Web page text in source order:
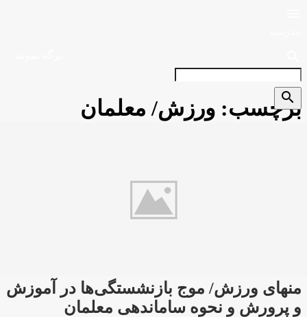
برچسب: ورزش/ معلمان
منهای ورزش/ موج بازنشستگی‌ها در آموزش
و پرورش و نحوه ساماندهی معلمان
search